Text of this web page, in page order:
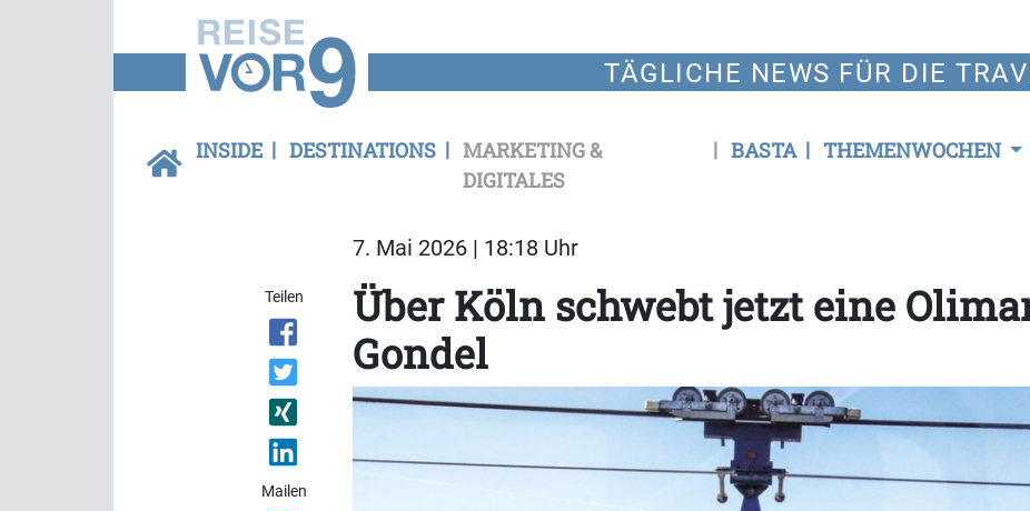
TÄGLICHE NEWS FÜR DIE
INSIDE DESTINATIONS
MARKETING &
DIGITALES
BASTA THEMENWOCHEN
7. Mai 2026 | 18:18 Uhr
Teilen
Mailen
Über Köln schwebt jetzt eine
Gondel